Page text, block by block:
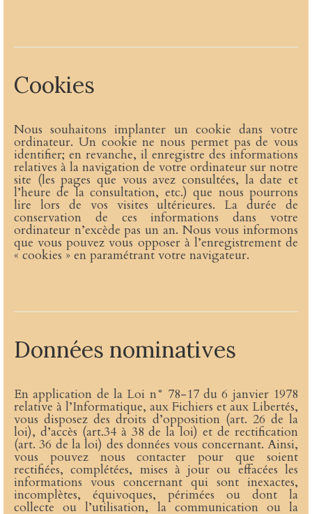
Cookies
Nous souhaitons implanter un cookie dans votre
ordinateur. Un cookie ne nous permet pas de vous
identifier; en revanche, il enregistre des informations
relatives à la navigation de votre ordinateur sur notre
site (les pages que vous avez consultées, la date et
l’heure de la consultation, etc.) que nous pourrons
lire lors de vos visites ultérieures. La durée de
conservation de ces informations dans votre
ordinateur n’excède pas un an. Nous vous informons
que vous pouvez vous opposer à l’enregistrement de
« cookies » en paramétrant votre navigateur.
Données nominatives
En application de la Loi n° 78-17 du 6 janvier 1978
relative à l’Informatique, aux Fichiers et aux Libertés,
vous disposez des droits d’opposition (art. 26 de la
loi), d’accès (art.34 à 38 de la loi) et de rectification
(art. 36 de la loi) des données vous concernant. Ainsi,
vous pouvez nous contacter pour que soient
rectifiées, complétées, mises à jour ou effacées les
informations vous concernant qui sont inexactes,
incomplètes, équivoques, périmées ou dont la
collecte ou l’utilisation, la communication ou la